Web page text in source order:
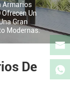
Armarios
Un
Gran
Modernas.
De